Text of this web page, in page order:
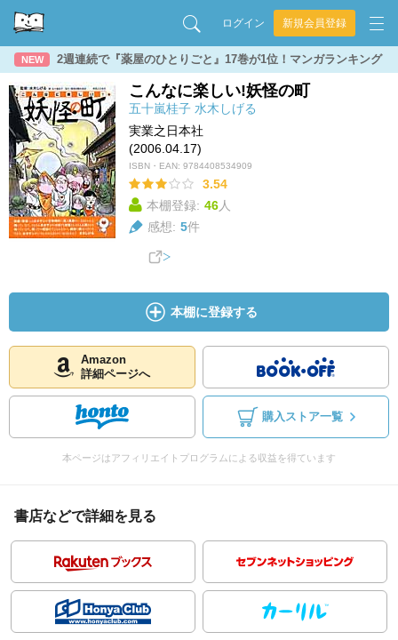
ログイン 新規会員登録
NEW 2週連続で『薬屋のひとりごと』17巻が1位！マンガランキング
こんなに楽しい!妖怪の町
五十嵐桂子 水木しげる
実業之日本社
(2006.04.17)
ISBN・EAN: 9784408534909
3.54
本棚登録: 46人
感想: 5件
本棚に登録する
Amazon
詳細ページへ
購入ストア一覧
本ページはアフィリエイトプログラムによる収益を得ています
書店などで詳細を見る